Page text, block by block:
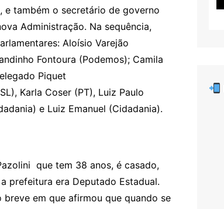
e também o secretário de governo
Administração. Na sequência,
Aloísio Varejão
Fontoura (Podemos); Camila
Piquet
Karla Coser (PT), Luiz Paulo
e Luiz Emanuel (Cidadania).
que tem 38 anos, é casado,
prefeitura era Deputado Estadual.
em que afirmou que quando se